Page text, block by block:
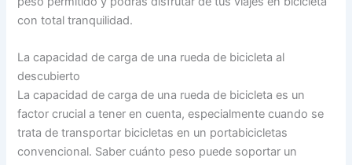
con total tranquilidad.
La capacidad de carga de una rueda de bicicleta al
descubierto
La capacidad de carga de una rueda de bicicleta es un
factor crucial a tener en cuenta, especialmente cuando se
trata de transportar bicicletas en un portabicicletas
convencional. Saber cuánto peso puede soportar un